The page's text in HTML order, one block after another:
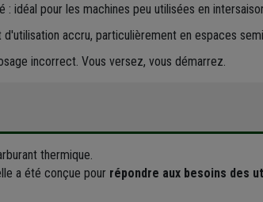
: idéal pour les machines peu utilisées en
accru, particulièrement en espaces
incorrect. Vous versez, vous démarrez.
thermique.
a été conçue pour répondre aux besoins des